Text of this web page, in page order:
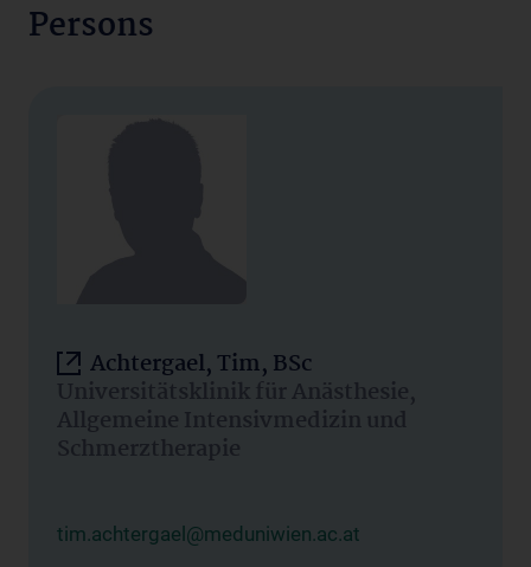
Persons
Achtergael, Tim, BSc
Universitätsklinik für Anästhesie,
Allgemeine Intensivmedizin und
Schmerztherapie
tim.achtergael@meduniwien.ac.at